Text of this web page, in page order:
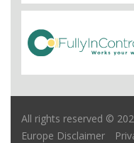
All rights reserved ©
Europe Disclaimer